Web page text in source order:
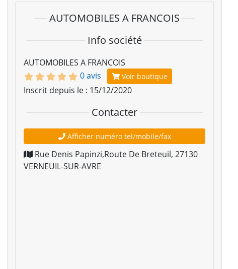
AUTOMOBILES A FRANCOIS
Info société
AUTOMOBILES A FRANCOIS
0 avis
Voir boutique
Inscrit depuis le : 15/12/2020
Contacter
Afficher numéro tel/mobile/fax
Rue Denis Papinzi,Route De Breteuil,27130
VERNEUIL-SUR-AVRE